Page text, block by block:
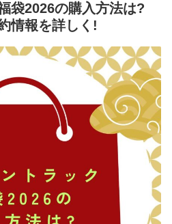
袋2026の購入方法は?
情報を詳しく!